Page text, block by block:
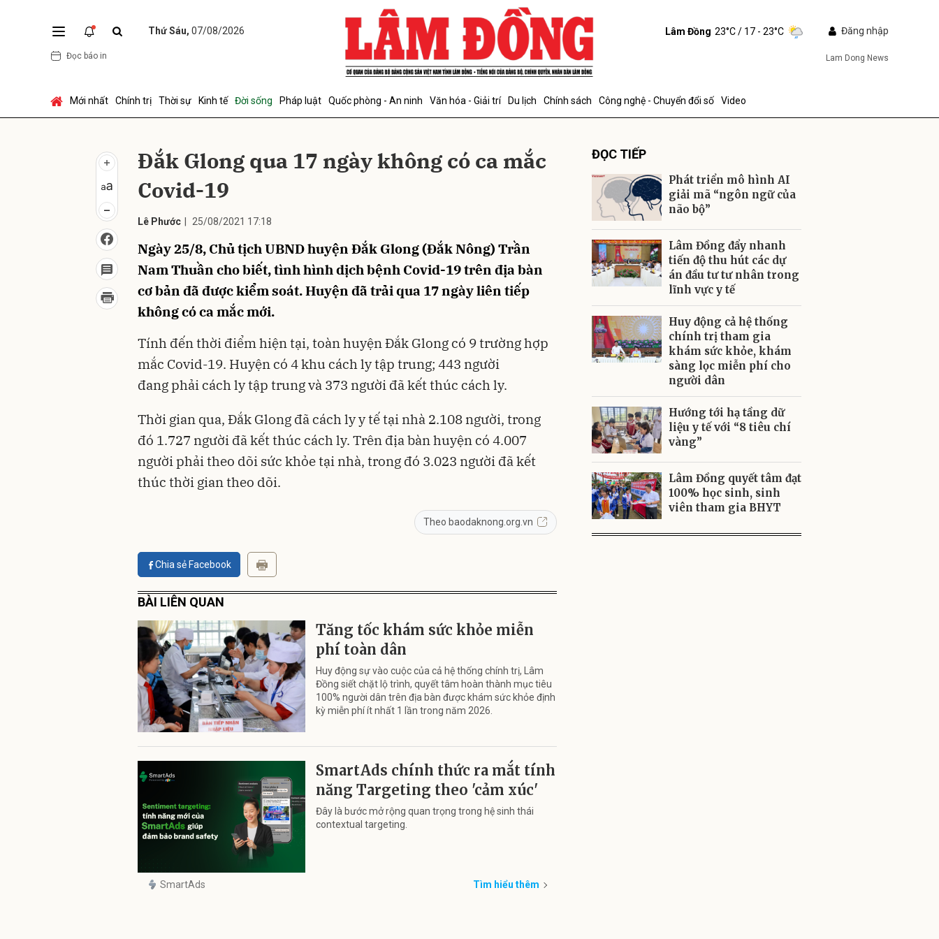
Thứ Sáu, 07/08/2026
Đọc báo in
Lâm Đồng 23°C/ 17 - 23°C Đăng nhập
Lam Dong News
Mới nhất Chính trị Thời sự Kinh tế Đời sống Pháp luật Quốc phòng - An ninh Văn hóa - Giải trí Du lịch Chính sách Công nghệ - Chuyển đổi số Video
Đắk Glong qua 17 ngày không có ca mắc
Covid-19
Lê Phước 25/08/2021 17:18
Ngày 25/8, Chủ tịch UBND huyện Đắk Glong (Đắk Nông) Trần
Nam Thuần cho biết, tình hình dịch bệnh Covid-19 trên địa bàn
cơ bản đã được kiểm soát. Huyện đã trải qua 17 ngày liên tiếp
không có ca mắc mới.
Tính đến thời điểm hiện tại, toàn huyện Đắk Glong có 9 trường hợp
mắc Covid-19. Huyện có 4 khu cách ly tập trung; 443 người
đang phải cách ly tập trung và 373 người đã kết thúc cách ly.
Thời gian qua, Đắk Glong đã cách ly y tế tại nhà 2.108 người, trong
đó 1.727 người đã kết thúc cách ly. Trên địa bàn huyện có 4.007
người phải theo dõi sức khỏe tại nhà, trong đó 3.023 người đã kết
thúc thời gian theo dõi.
Theo baodaknong.org.vn
Chia sẻ Facebook
BÀI LIÊN QUAN
Tăng tốc khám sức khỏe miễn
phí toàn dân
Huy động sự vào cuộc của cả hệ thống chính trị, Lâm
Đồng siết chặt lộ trình, quyết tâm hoàn thành mục tiêu
100% người dân trên địa bàn được khám sức khỏe định
kỳ miễn phí ít nhất 1 lần trong năm 2026.
SmartAds chính thức ra mắt tính
năng Targeting theo 'cảm xúc'
Đây là bước mở rộng quan trọng trong hệ sinh thái
contextual targeting.
SmartAds Tìm hiểu thêm
ĐỌC TIẾP
Phát triển mô hình AI
giải mã “ngôn ngữ của
não bộ”
Lâm Đồng đẩy nhanh
tiến độ thu hút các dự
án đầu tư tư nhân trong
lĩnh vực y tế
Huy động cả hệ thống
chính trị tham gia
khám sức khỏe, khám
sàng lọc miễn phí cho
người dân
Hướng tới hạ tầng dữ
liệu y tế với “8 tiêu chí
vàng”
Lâm Đồng quyết tâm đạt
100% học sinh, sinh
viên tham gia BHYT
Gửi bình luận
Gửi